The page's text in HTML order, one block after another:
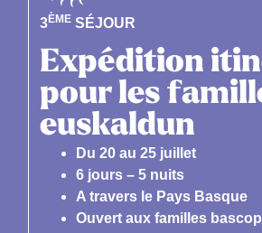
3ÈMESÉJOUR
Expédition
pour les
euskaldun
Du 20 au 25 juillet
6 jours – 5 nuits
A travers le Pays Basque
Ouvert aux familles